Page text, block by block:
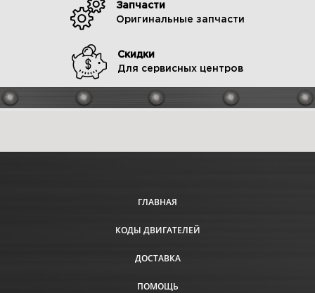
Запчасти
Оригинальные запчасти
Скидки
Для сервисных центров
ГЛАВНАЯ
КОДЫ ДВИГАТЕЛЕЙ
ДОСТАВКА
ПОМОЩЬ